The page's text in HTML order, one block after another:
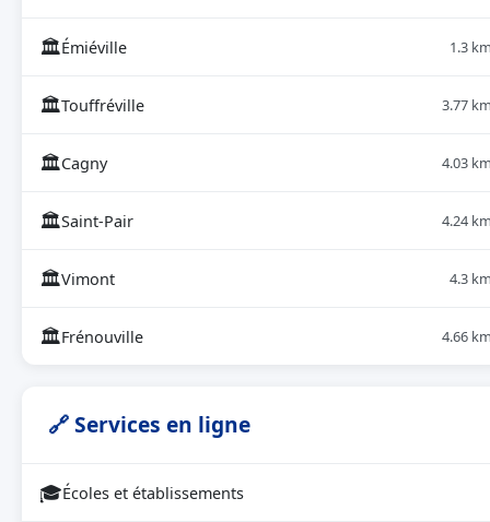
🏛Émiéville 1.3
🏛Touffréville 3.77
🏛Cagny 4.03
🏛Saint-Pair 4.24
🏛Vimont 4.3
🏛Frénouville 4.66
🔗 Services en ligne
🎓Écoles et établissements